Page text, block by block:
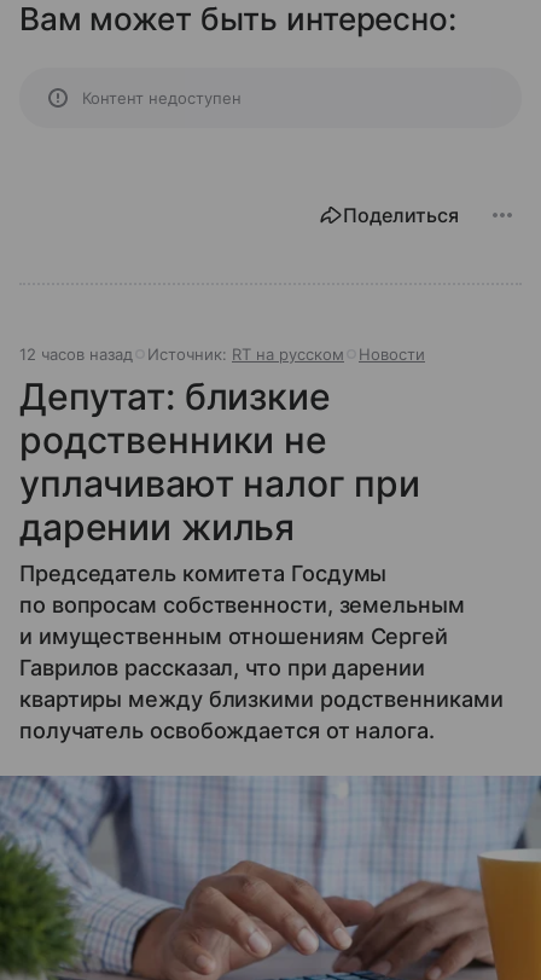
Вам может быть интересно:
Контент недоступен
Поделиться
12 часов назад Источник: RT на русском Новости
Депутат: близкие
родственники не
уплачивают налог при
дарении жилья
Председатель комитета Госдумы
по вопросам собственности, земельным
и имущественным отношениям Сергей
Гаврилов рассказал, что при дарении
квартиры между близкими родственниками
получатель освобождается от налога.